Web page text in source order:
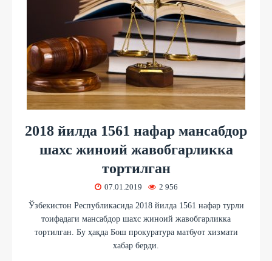
2018 йилда 1561 нафар мансабдор
шахс жиноий жавобгарликка
тортилган
07.01.2019 2 956
Ўзбекистон Республикасида 2018 йилда 1561 нафар турли
тоифадаги мансабдор шахс жиноий жавобгарликка
тортилган. Бу ҳақда Бош прокуратура матбуот хизмати
хабар берди.